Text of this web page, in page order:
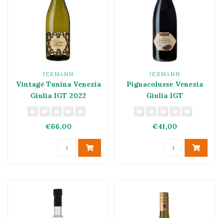
JERMANN
Vintage Tunina Venezia
Giulia IGT 2022
€66,00
JERMANN
Pignacolusse Venezia
Giulia IGT
€41,00